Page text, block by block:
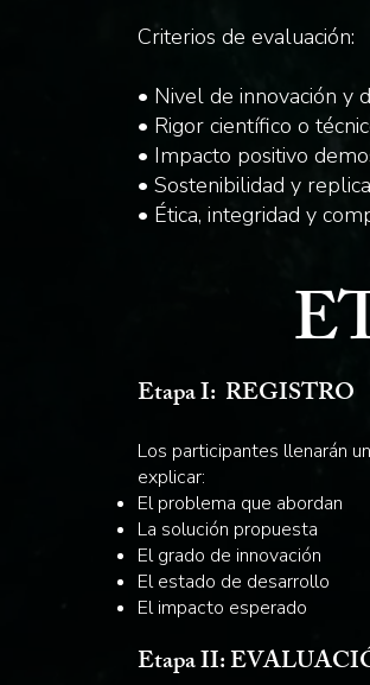
Criterios de evaluación:
• Nivel de innovación y
• Rigor científico o
• Impacto positivo
• Sostenibilidad y
• Ética, integridad y
Etapa I: REGISTRO
Los participantes llenarán
explicar:
El problema que abordan
La solución propuesta
El grado de innovación
El estado de desarrollo
El impacto esperado
Etapa II: